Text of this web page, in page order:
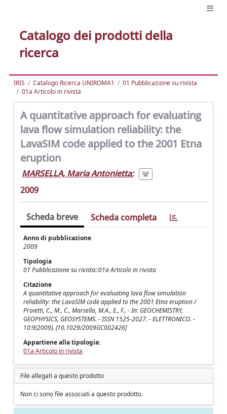
Catalogo dei prodotti della
ricerca
IRIS Catalogo Ricerca UNIROMA1
01 Pubblicazione su rivista
01a Articolo in rivista
A quantitative approach for evaluating
lava flow simulation reliability: the
LavaSIM code applied to the 2001 Etna
eruption
MARSELLA, Maria Antonietta;
2009
Scheda breve Scheda completa
Anno di pubblicazione
2009
Tipologia
01 Pubblicazione su rivista::01a Articolo in rivista
Citazione
A quantitative approach for evaluating lava flow simulation
reliability: the LavaSIM code applied to the 2001 Etna eruption /
Proietti, C., M., C., Marsella, M.A., E., F.. - In: GEOCHEMISTRY,
GEOPHYSICS, GEOSYSTEMS. - ISSN 1525-2027. - ELETTRONICO. -
10:9(2009). [10.1029/2009GC002426]
Appartiene alla tipologia:
01a Articolo in rivista
File allegati a questo prodotto
Non ci sono file associati a questo prodotto.